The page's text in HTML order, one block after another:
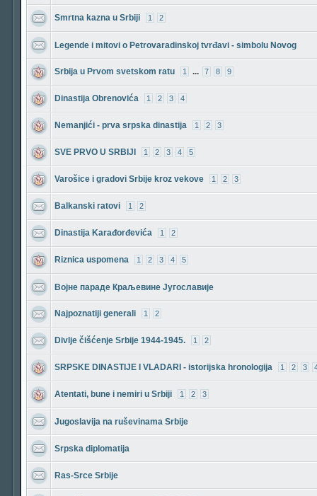
Smrtna kazna u Srbiji 1 2
Legende i mitovi o Petrovaradinskoj tvrđavi - simbolu Novog
Srbija u Prvom svetskom ratu 1 ... 7 8 9
Dinastija Obrenovića 1 2 3 4
Nemanjići - prva srpska dinastija 1 2 3
SVE PRVO U SRBIJI 1 2 3 4 5
Varošice i gradovi Srbije kroz vekove 1 2 3
Balkanski ratovi 1 2
Dinastija Karađorđevića 1 2
Riznica uspomena 1 2 3 4 5
Војне параде Краљевине Југославије
Najpoznatiji generali 1 2
Divlje čišćenje Srbije 1944-1945. 1 2
SRPSKE DINASTIJE I VLADARI - istorijska hronologija 1 2 3
Atentati, bune i nemiri u Srbiji 1 2 3
Jugoslavija na ruševinama Srbije
Srpska diplomatija
Ras-Srce Srbije